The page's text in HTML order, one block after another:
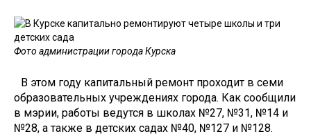
Фото администрации города Курска
В этом году капитальный ремонт проходит в семи
образовательных учреждениях города. Как сообщили
в мэрии, работы ведутся в школах №27, №31, №14 и
№28, а также в детских садах №40, №127 и №128.